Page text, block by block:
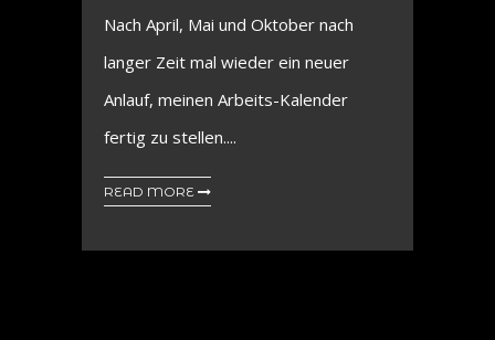
Nach April, Mai und Oktober nach
langer Zeit mal wieder ein neuer
Anlauf, meinen Arbeits-Kalender
fertig zu stellen....
READ MORE